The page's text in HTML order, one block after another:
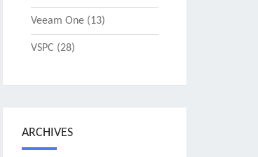
Veeam One(13)
VSPC (28)
ARCHIVES